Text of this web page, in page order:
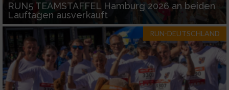
RUN5 TEAMSTAFFEL Hamburg 2026 an beiden
Lauftagen ausverkauft
RUN-DEUTSCHLAND